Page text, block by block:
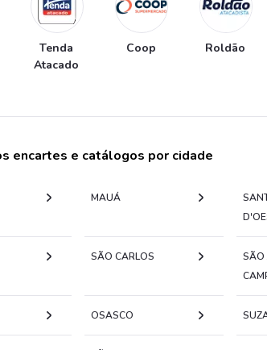
Tenda
Atacado
Coop Roldão
encartes e catálogos por cidade
MAUÁ
SÃO CARLOS
SÃO
OSASCO